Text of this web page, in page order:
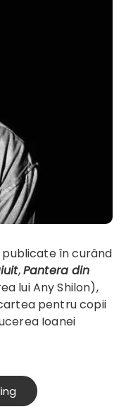
,Pantera din
lui Any Shilon),
pentru copii
Ioanei